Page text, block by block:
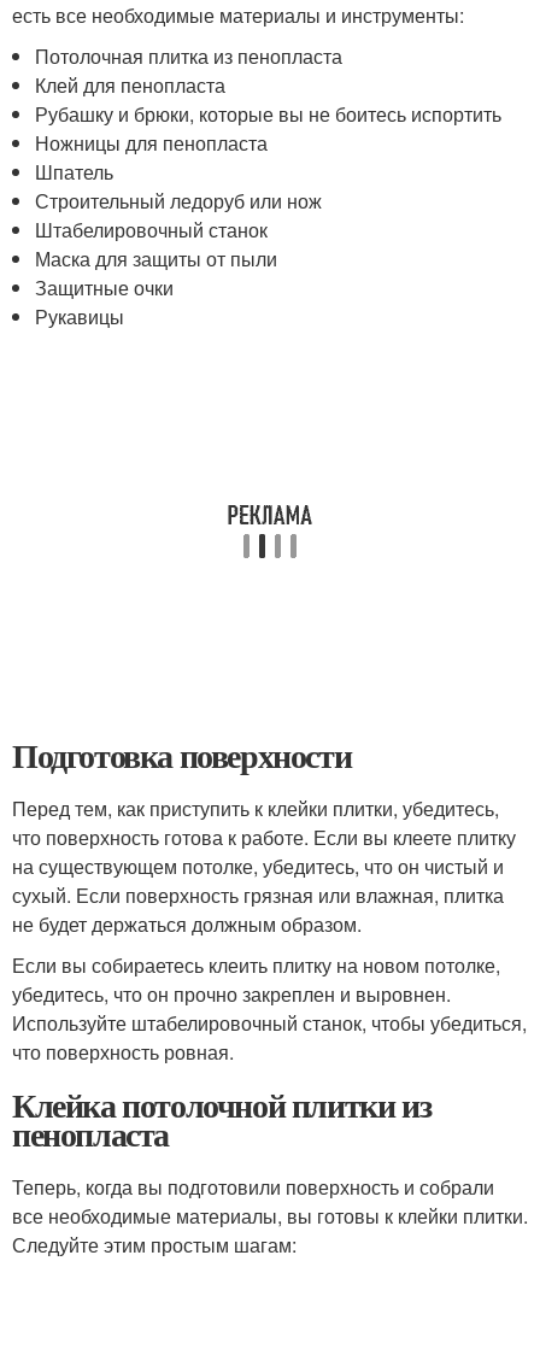
есть все необходимые материалы и инструменты:
Потолочная плитка из пенопласта
Клей для пенопласта
Рубашку и брюки, которые вы не боитесь испортить
Ножницы для пенопласта
Шпатель
Строительный ледоруб или нож
Штабелировочный станок
Маска для защиты от пыли
Защитные очки
Рукавицы
Подготовка поверхности
Перед тем, как приступить к клейки плитки, убедитесь,
что поверхность готова к работе. Если вы клеете плитку
на существующем потолке, убедитесь, что он чистый и
сухый. Если поверхность грязная или влажная, плитка
не будет держаться должным образом.
Если вы собираетесь клеить плитку на новом потолке,
убедитесь, что он прочно закреплен и выровнен.
Используйте штабелировочный станок, чтобы убедиться,
что поверхность ровная.
Клейка потолочной плитки из
пенопласта
Теперь, когда вы подготовили поверхность и собрали
все необходимые материалы, вы готовы к клейки плитки.
Следуйте этим простым шагам: